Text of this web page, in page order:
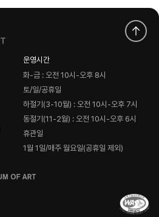
운영시간
화-금 : 오전 10시-오후 8시
토/일/공휴일
하절기(3-10월) : 오전 10시-오후 7시
동절기(11-2월) : 오전 10시-오후 6시
휴관일
1월 1일/매주 월요일(공휴일 제외)